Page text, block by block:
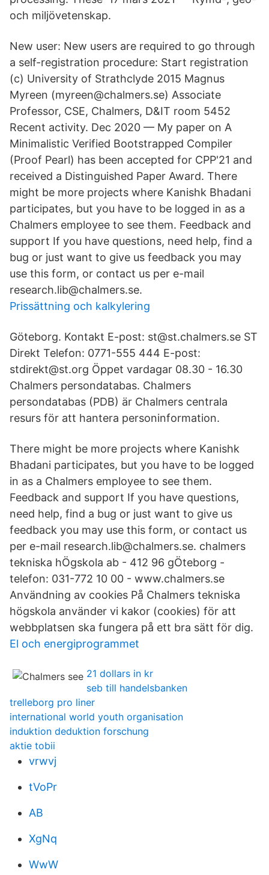
och miljövetenskap.
New user: New users are required to go through
a self-registration procedure: Start registration
(c) University of Strathclyde 2015 Magnus
Myreen (myreen@chalmers.se) Associate
Professor, CSE, Chalmers, D&IT room 5452
Recent activity. Dec 2020 — My paper on A
Minimalistic Verified Bootstrapped Compiler
(Proof Pearl) has been accepted for CPP'21 and
received a Distinguished Paper Award. There
might be more projects where Kanishk Bhadani
participates, but you have to be logged in as a
Chalmers employee to see them. Feedback and
support If you have questions, need help, find a
bug or just want to give us feedback you may
use this form, or contact us per e-mail
research.lib@chalmers.se.
Prissättning och kalkylering
Göteborg. Kontakt E-post: st@st.chalmers.se ST
Direkt Telefon: 0771-555 444 E-post:
stdirekt@st.org Öppet vardagar 08.30 - 16.30
Chalmers persondatabas. Chalmers
persondatabas (PDB) är Chalmers centrala
resurs för att hantera personinformation.
There might be more projects where Kanishk
Bhadani participates, but you have to be logged
in as a Chalmers employee to see them.
Feedback and support If you have questions,
need help, find a bug or just want to give us
feedback you may use this form, or contact us
per e-mail research.lib@chalmers.se. chalmers
tekniska hÖgskola ab - 412 96 gÖteborg -
telefon: 031-772 10 00 - www.chalmers.se
Användning av cookies På Chalmers tekniska
högskola använder vi kakor (cookies) för att
webbplatsen ska fungera på ett bra sätt för dig.
El och energiprogrammet
21 dollars in kr
seb till handelsbanken
trelleborg pro liner
international world youth organisation
induktion deduktion forschung
aktie tobii
vrwvj
tVoPr
AB
XgNq
WwW